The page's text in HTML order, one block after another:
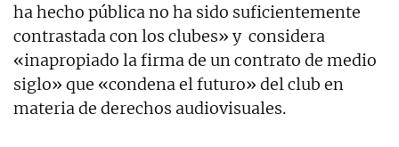
ha hecho pública no ha sido suficientemente
contrastada con los clubes» y considera
«inapropiado la firma de un contrato de medio
siglo» que «condena el futuro» del club en
materia de derechos audiovisuales.